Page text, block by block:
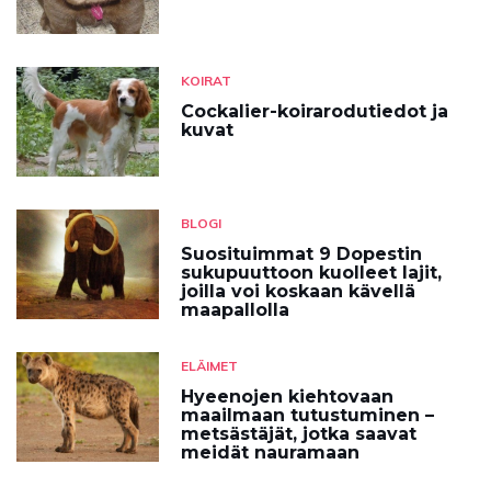
KOIRAT
Cockalier-koirarodutiedot ja
kuvat
BLOGI
Suosituimmat 9 Dopestin
sukupuuttoon kuolleet lajit,
joilla voi koskaan kävellä
maapallolla
ELÄIMET
Hyeenojen kiehtovaan
maailmaan tutustuminen –
metsästäjät, jotka saavat
meidät nauramaan